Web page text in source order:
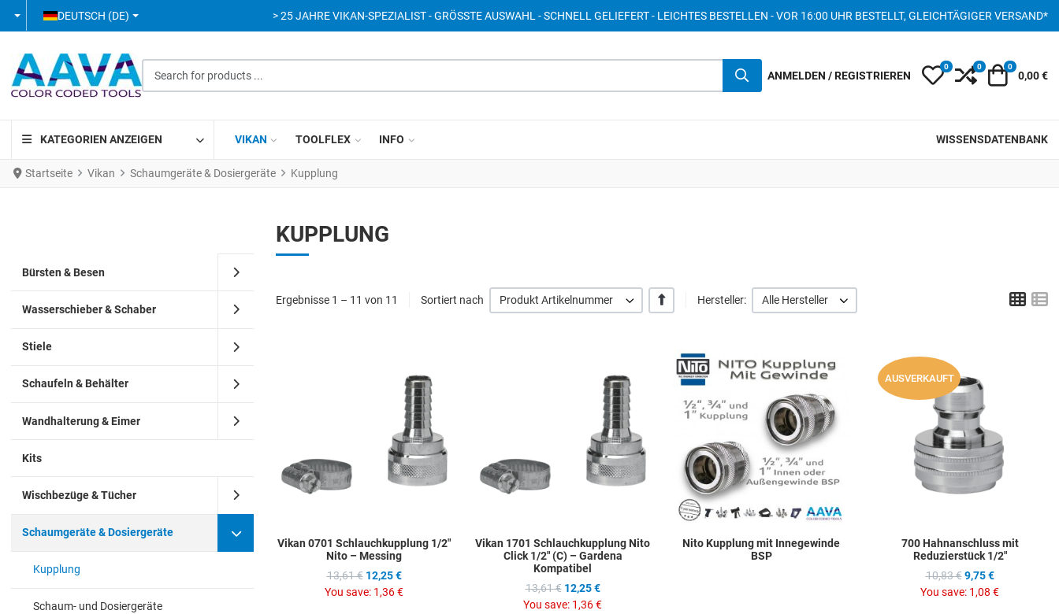
SPRACHE AUSWÄHLEN
DEUTSCH (DE) > 25 JAHRE VIKAN-SPEZIALIST - GRÖSSTE AUSWAHL - SCHNELL GELIEFERT - LEICHTES BESTELLEN - VOR 16:00 UHR BESTELLT, GLEICHTÄGIGER VERSAND*
ANMELDEN / REGISTRIEREN My Wishlist
0 Compare
0 0
0,00 €
KATEGORIEN ANZEIGEN VIKAN TOOLFLEX INFO WISSENSDATENBANK
Startseite Vikan Schaumgeräte & Dosiergeräte Kupplung
Bürsten & Besen
Wasserschieber & Schaber
Stiele
Schaufeln & Behälter
Wandhalterung & Eimer
Kits
Wischbezüge & Tücher
Schaumgeräte & Dosiergeräte
Kupplung
Schaum- und Dosiergeräte
KUPPLUNG
Ergebnisse 1 – 11 von 11 Sortiert nach Produkt Artikelnummer +/- Hersteller: Alle Hersteller Grid
Vikan 0701 Schlauchkupplung 1/2"
Nito – Messing
13,61 € 12,25 €
You save: 1,36 €
Add to Wishlist
Add to Compare
Vikan 1701 Schlauchkupplung Nito
Click 1/2" (C) – Gardena
Kompatibel
13,61 € 12,25 €
You save: 1,36 €
Add to Wishlist
Add to Compare
Nito Kupplung mit Innegewinde
BSP
AUSVERKAUFT
700 Hahnanschluss mit
Reduzierstück 1/2"
10,83 € 9,75 €
You save: 1,08 €